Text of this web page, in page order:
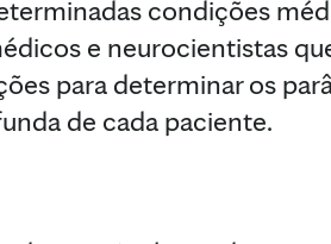
condições
e neurocientistas
para determinar os
de cada paciente.